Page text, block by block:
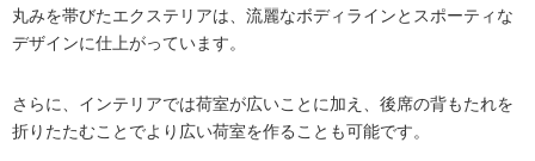
丸みを帯びたエクステリアは、流麗なボディラインとスポーティな
デザインに仕上がっています。
さらに、インテリアでは荷室が広いことに加え、後席の背もたれを
折りたたむことでより広い荷室を作ることも可能です。